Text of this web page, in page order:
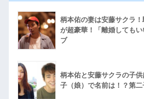
柄本佑の妻は安藤サクラ
が超豪華！「離婚しても
ブ
柄本佑と安藤サクラの子
子（娘）で名前は！？第